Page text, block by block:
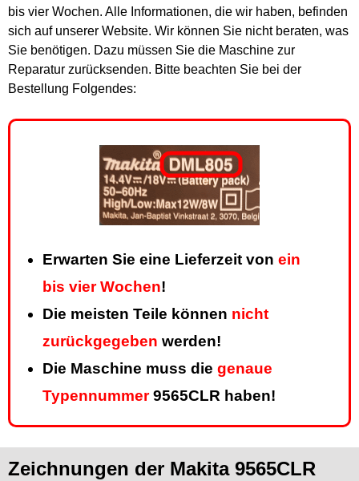
bis vier Wochen. Alle Informationen, die wir haben, befinden
sich auf unserer Website. Wir können Sie nicht beraten, was
Sie benötigen. Dazu müssen Sie die Maschine zur
Reparatur zurücksenden. Bitte beachten Sie bei der
Bestellung Folgendes:
Erwarten Sie eine Lieferzeit von ein
bis vier Wochen!
Die meisten Teile können nicht
zurückgegeben werden!
Die Maschine muss die genaue
Typennummer9565CLR haben!
Zeichnungen der Makita 9565CLR